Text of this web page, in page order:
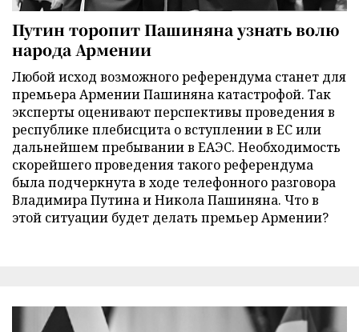
Путин торопит Пашиняна узнать волю
народа Армении
Любой исход возможного референдума станет для
премьера Армении Пашиняна катастрофой. Так
эксперты оценивают перспективы проведения в
республике плебисцита о вступлении в ЕС или
дальнейшем пребывании в ЕАЭС. Необходимость
скорейшего проведения такого референдума
была подчеркнута в ходе телефонного разговора
Владимира Путина и Никола Пашиняна. Что в
этой ситуации будет делать премьер Армении?